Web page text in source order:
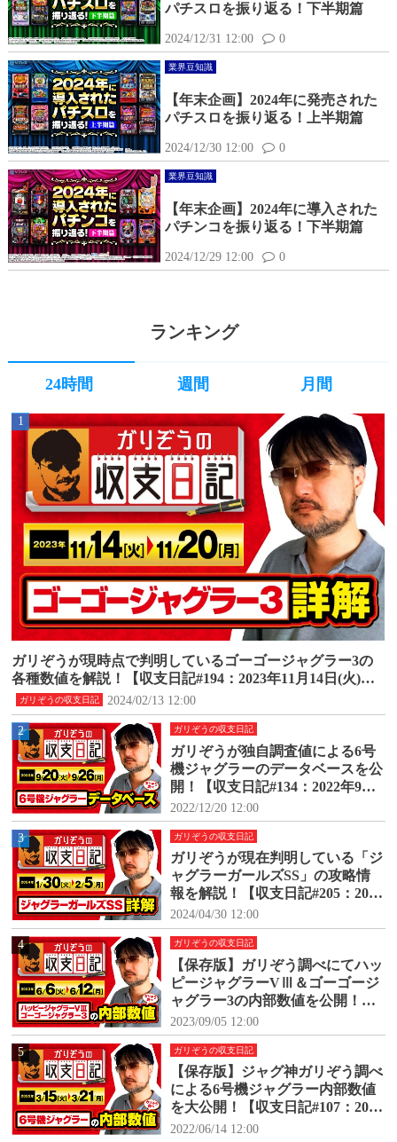
パチスロを振り返る！下半期篇
2024/12/31 12:00 0
業界豆知識
【年末企画】2024年に発売された
パチスロを振り返る！上半期篇
2024/12/30 12:00 0
業界豆知識
【年末企画】2024年に導入された
パチンコを振り返る！下半期篇
2024/12/29 12:00 0
ランキング
24時間 週間 月間
1
ガリぞうの収支日記
ガリぞうが現時点で判明しているゴーゴージャグラー3の
各種数値を解説！【収支日記#194：2023年11月14日(火)～1
1月20日(月)】
2024/02/13 12:00
2 ガリぞうの収支日記
ガリぞうが独自調査値による6号
機ジャグラーのデータベースを公
開！【収支日記#134：2022年9月2
0日(火)～9月26日(月)】
2022/12/20 12:00
3 ガリぞうの収支日記
ガリぞうが現在判明している「ジ
ャグラーガールズSS」の攻略情
報を解説！【収支日記#205：2024
年1月30日(火)～2024年2月5日
(月)】
2024/04/30 12:00
4 ガリぞうの収支日記
【保存版】ガリぞう調べにてハッ
ピージャグラーVⅢ＆ゴーゴージ
ャグラー3の内部数値を公開！
【収支日記#171：2023年6月6日
(火)～6月12日(月)】
2023/09/05 12:00
5 ガリぞうの収支日記
【保存版】ジャグ神ガリぞう調べ
による6号機ジャグラー内部数値
を大公開！【収支日記#107：2022
年3月15日(火)～3月21日(月)】
2022/06/14 12:00